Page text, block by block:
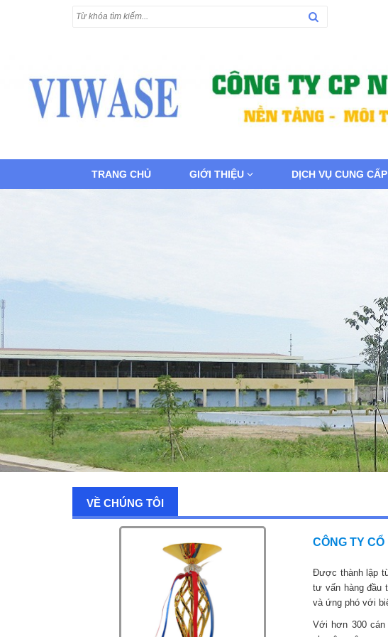
TRANG CHỦ GIỚI THIỆU DỊCH VỤ CUNG CẤP
VỀ CHÚNG TÔI
CÔNG TY
Được thành lập
tư vấn hàng đầu
và ứng phó với
Với hơn 300